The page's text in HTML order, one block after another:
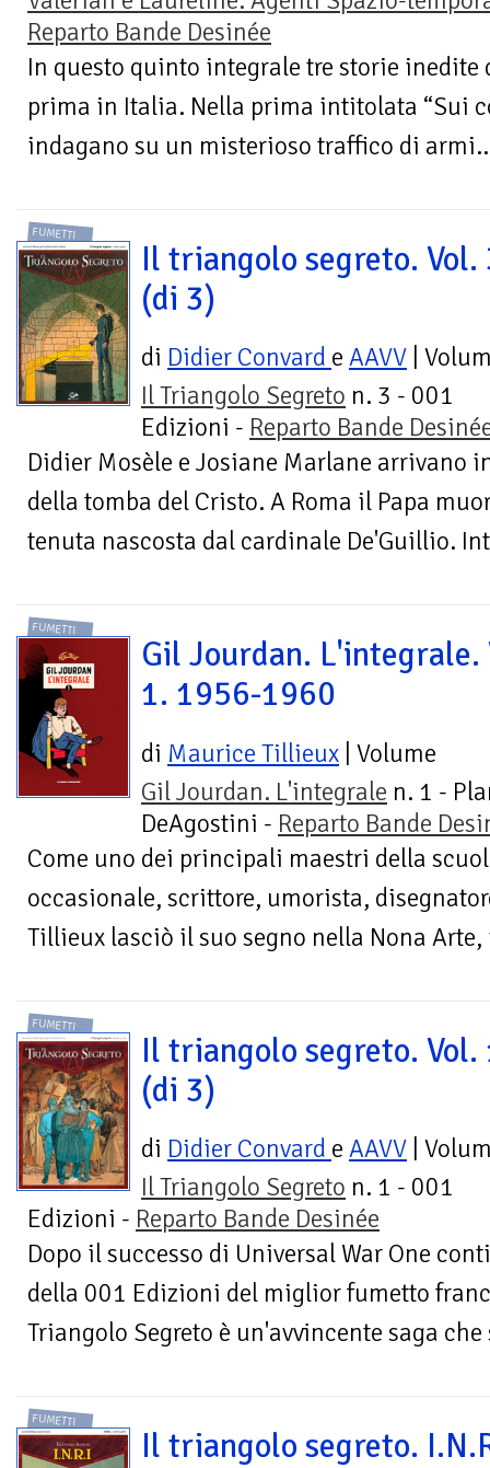
Reparto Bande Desinée
In questo quinto integrale tre storie inedite
prima in Italia. Nella prima intitolata “Sui
indagano su un misterioso traffico di
FUMETTI
Il triangolo segreto. Vol.
(di 3)
di Didier Convard e AAVV |
Il Triangolo Segreto n. 3 - 001
Edizioni - Reparto Bande
Didier Mosèle e Josiane Marlane arrivano
della tomba del Cristo. A Roma il Papa
tenuta nascosta dal cardinale De'Guillio.
FUMETTI
Gil Jourdan. L'integrale.
1. 1956-1960
di Maurice Tillieux | Volume
Gil Jourdan. L'integrale n. 1 -
DeAgostini - Reparto Bande
Come uno dei principali maestri della
occasionale, scrittore, umorista,
Tillieux lasciò il suo segno nella Nona
FUMETTI
Il triangolo segreto. Vol.
(di 3)
di Didier Convard e AAVV |
Il Triangolo Segreto n. 1 - 001
Edizioni - Reparto Bande Desinée
Dopo il successo di Universal War One
della 001 Edizioni del miglior fumetto
Triangolo Segreto è un'avvincente saga
FUMETTI
Il triangolo segreto.